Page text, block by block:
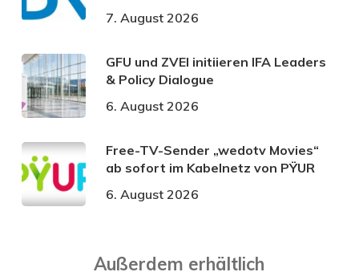
7. August 2026
GFU und ZVEI initiieren IFA Leaders
& Policy Dialogue
6. August 2026
Free-TV-Sender „wedotv Movies“
ab sofort im Kabelnetz von PŸUR
6. August 2026
Außerdem erhältlich